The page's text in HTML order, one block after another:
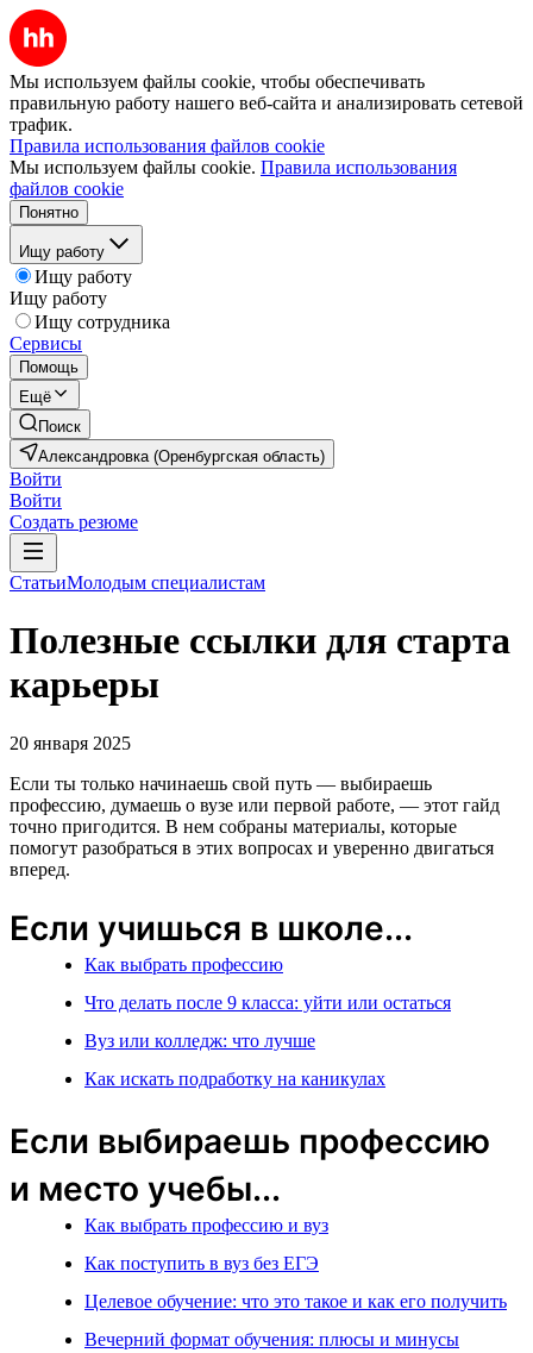
Мы используем файлы cookie, чтобы обеспечивать
правильную работу нашего веб-сайта и анализировать сетевой
трафик.
Правила использования файлов cookie
Мы используем файлы cookie. Правила использования
файлов cookie
Понятно
Ищу работу
Ищу работу
Ищу работу
Ищу сотрудника
Сервисы
Помощь
Ещё
Поиск
Александровка (Оренбургская область)
Войти
Войти
Создать резюме
СтатьиМолодым специалистам
Полезные ссылки для старта
карьеры
20 января 2025
Если ты только начинаешь свой путь — выбираешь
профессию, думаешь о вузе или первой работе, — этот гайд
точно пригодится. В нем собраны материалы, которые
помогут разобраться в этих вопросах и уверенно двигаться
вперед.
Если учишься в школе...
Как выбрать профессию
Что делать после 9 класса: уйти или остаться
Вуз или колледж: что лучше
Как искать подработку на каникулах
Если выбираешь профессию
и место учебы...
Как выбрать профессию и вуз
Как поступить в вуз без ЕГЭ
Целевое обучение: что это такое и как его получить
Вечерний формат обучения: плюсы и минусы